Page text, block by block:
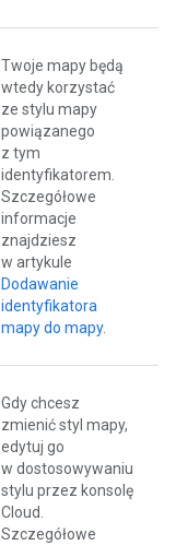
Twoje mapy będą
wtedy korzystać
ze stylu mapy
powiązanego
z tym
identyfikatorem.
Szczegółowe
informacje
znajdziesz
w artykule
Dodawanie
identyfikatora
mapy do mapy.
Gdy chcesz
zmienić styl mapy,
edytuj go
w dostosowywaniu
stylu przez konsolę
Cloud.
Szczegółowe